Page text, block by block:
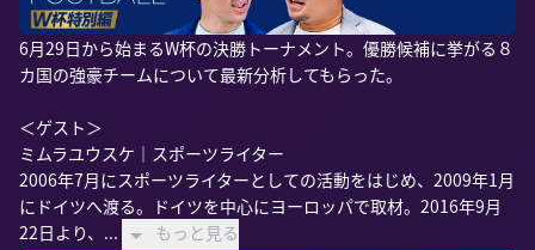
6月29日から始まるW杯の決勝トーナメント。優勝候補に挙がる８
カ国の強豪チームについて最新分析してもらった。
＜ゲスト＞
ミムラユウスケ｜スポーツライター
2006年7月にスポーツライターとしての活動をはじめ、2009年1月
にドイツへ渡る。ドイツを中心にヨーロッパで取材。2016年9月
22日より、...
もっと見る